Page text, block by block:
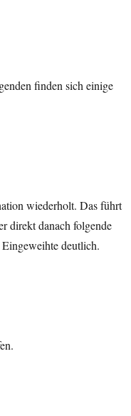
finden sich einige
wiederholt. Das führt
direkt danach folgende
deutlich.